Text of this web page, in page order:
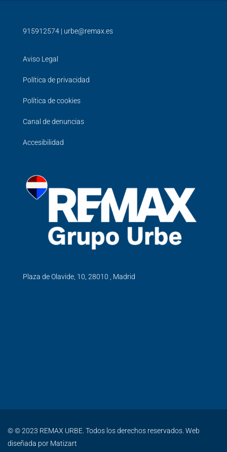
915912574 | urbe@remax.es
Aviso Legal
Política de privacidad
Política de cookies
Canal de denuncias
Accesibilidad
Plaza de Olavide, 10, 28010 , Madrid
© © 2023 REMAX URBE. Todos los derechos reservados. Web
diseñada por Matizart